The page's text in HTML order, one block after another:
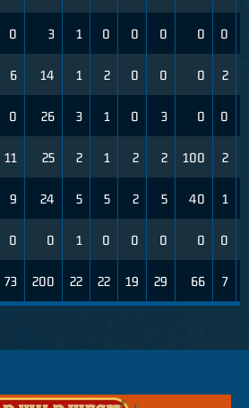
0 3 1 0 0 0 0 0
6 14 1 2 0 0 0 2
0 26 3 1 0 3 0 0
11 25 2 1 2 2 100 2
9 24 5 5 2 5 40 1
0 0 1 0 0 0 0 0
73 200 22 22 19 29 66 7